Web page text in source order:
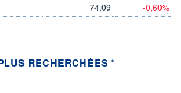
+ PORTEFEUILLE + LISTE
74,09 -0,60%
RECHERCHÉES *